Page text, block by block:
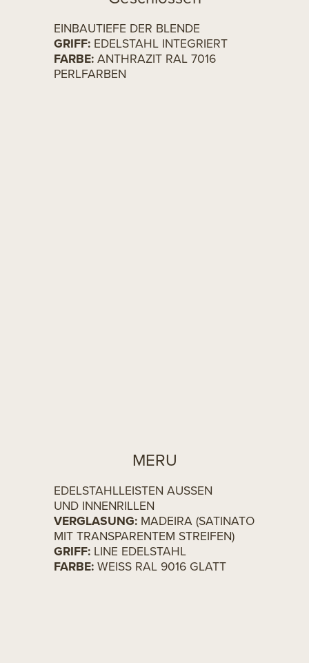
EINBAUTIEFE DER BLENDE
GRIFF: EDELSTAHL INTEGRIERT
FARBE: ANTHRAZIT RAL 7016
PERLFARBEN
MERU
EDELSTAHLLEISTEN AUSSEN
UND INNENRILLEN
VERGLASUNG: MADEIRA (SATINATO
MIT TRANSPARENTEM STREIFEN)
GRIFF: LINE EDELSTAHL
FARBE: WEISS RAL 9016 GLATT